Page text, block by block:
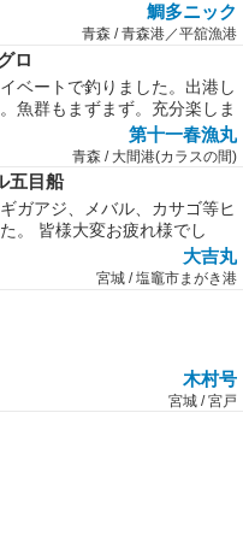
鯛多ニック
青森 / 青森港／平舘漁港
ロ
ベートで釣りました。出港し
魚群もまずまず。充分楽しま
第十一春漁丸
青森 / 大間港(カラスの間)
五目船
ガアジ、メバル、カサゴ等ヒ
。 皆様大変お疲れ様でし
大吉丸
宮城 / 塩竈市まがき港
木村号
宮城 / 宮戸